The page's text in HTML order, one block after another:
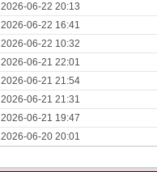
2026-06-22 20:13
2026-06-22 16:41
2026-06-22 10:32
2026-06-21 22:01
2026-06-21 21:54
2026-06-21 21:31
2026-06-21 19:47
2026-06-20 20:01